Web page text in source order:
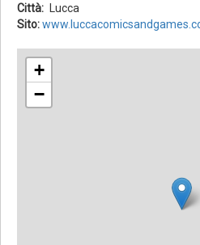
Città
Lucca
Sito:
+
−